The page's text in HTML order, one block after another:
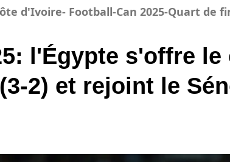
d'Ivoire- Football-Can 2025-Quart de
l'Égypte s'offre le
2) et rejoint le